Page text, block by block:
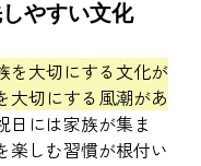
やすい文化
を大切にする文化が
大切にする風潮があ
日には家族が集ま
楽しむ習慣が根付い